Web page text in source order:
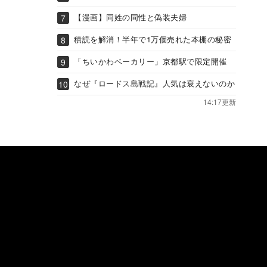
【漫画】同姓の同性と偽装夫婦
積読を解消！半年で1万個売れた本棚の秘密
「ちいかわベーカリー」京都駅で限定開催
なぜ『ロードス島戦記』人気は衰えないのか
14:17更新